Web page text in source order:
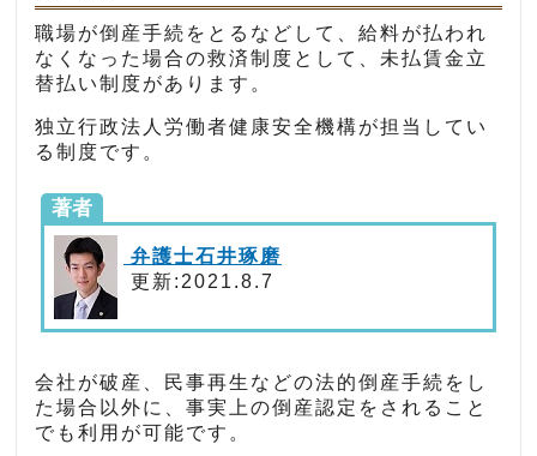
職場が倒産手続をとるなどして、給料が払われ
なくなった場合の救済制度として、未払賃金立
替払い制度があります。
独立行政法人労働者健康安全機構が担当してい
る制度です。
著者
弁護士石井琢磨
更新:2021.8.7
会社が破産、民事再生などの法的倒産手続をし
た場合以外に、事実上の倒産認定をされること
でも利用が可能です。